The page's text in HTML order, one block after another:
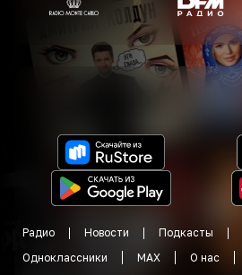
Радио Новости Подкасты
Одноклассники
MAX О нас